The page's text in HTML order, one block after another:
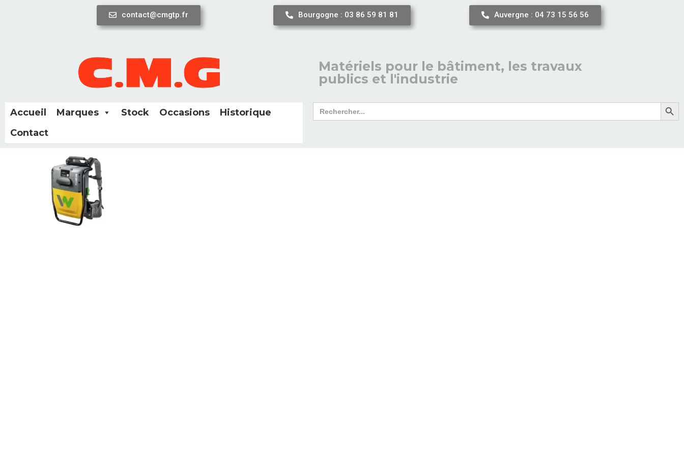
contact@cmgtp.fr Bourgogne : 03 86 59 81 81 Auvergne : 04 73 15 56 56
Matériels pour le bâtiment, les travaux
publics et l'industrie
Accueil Marques Stock Occasions
Historique
Contact
Search
for:
Search